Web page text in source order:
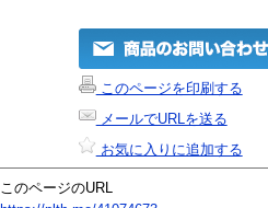
このページを印刷する
メールでURLを送る
お気に入りに追加する
このページのURL